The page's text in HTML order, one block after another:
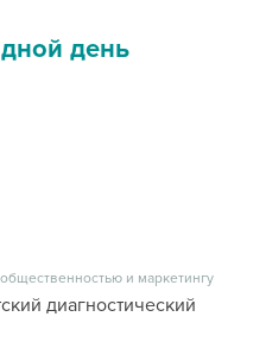
день
и маркетингу
диагностический